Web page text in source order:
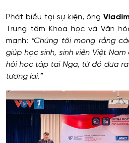
Phát biểu tại sự kiện, ông
Trung tâm Khoa học và Văn
mạnh: “Chúng tôi mong rằng
giúp học sinh, sinh viên Việt
hội học tập tại Nga, từ đó đưa
tương lai.”